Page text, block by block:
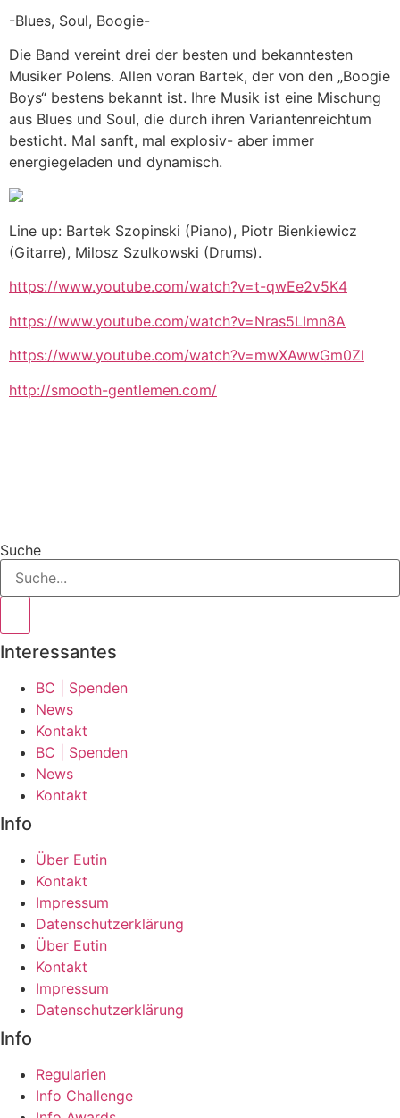
-Blues, Soul, Boogie-
Die Band vereint drei der besten und bekanntesten
Musiker Polens. Allen voran Bartek, der von den „Boogie
Boys“ bestens bekannt ist. Ihre Musik ist eine Mischung
aus Blues und Soul, die durch ihren Variantenreichtum
besticht. Mal sanft, mal explosiv- aber immer
energiegeladen und dynamisch.
Line up: Bartek Szopinski (Piano), Piotr Bienkiewicz
(Gitarre), Milosz Szulkowski (Drums).
https://www.youtube.com/watch?v=t-qwEe2v5K4
https://www.youtube.com/watch?v=Nras5LImn8A
https://www.youtube.com/watch?v=mwXAwwGm0ZI
http://smooth-gentlemen.com/
Suche
Interessantes
BC | Spenden
News
Kontakt
BC | Spenden
News
Kontakt
Info
Über Eutin
Kontakt
Impressum
Datenschutzerklärung
Über Eutin
Kontakt
Impressum
Datenschutzerklärung
Info
Regularien
Info Challenge